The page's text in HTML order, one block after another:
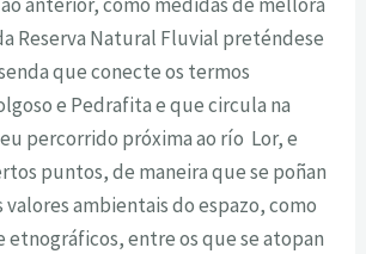
Reserva Natural Fluvial preténdese
que conecte os termos
e Pedrafita e que circula na
percorrido próxima ao río Lor, e
puntos, de maneira que se poñan
ambientais do espazo, como
etnográficos, entre os que se atopan